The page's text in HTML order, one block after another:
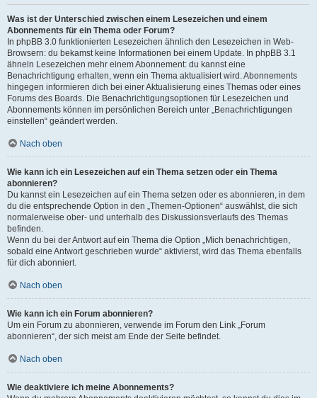
Was ist der Unterschied zwischen einem Lesezeichen und einem
Abonnements für ein Thema oder Forum?
In phpBB 3.0 funktionierten Lesezeichen ähnlich den Lesezeichen in Web-
Browsern: du bekamst keine Informationen bei einem Update. In phpBB 3.1
ähneln Lesezeichen mehr einem Abonnement: du kannst eine
Benachrichtigung erhalten, wenn ein Thema aktualisiert wird. Abonnements
hingegen informieren dich bei einer Aktualisierung eines Themas oder eines
Forums des Boards. Die Benachrichtigungsoptionen für Lesezeichen und
Abonnements können im persönlichen Bereich unter „Benachrichtigungen
einstellen“ geändert werden.
Nach oben
Wie kann ich ein Lesezeichen auf ein Thema setzen oder ein Thema
abonnieren?
Du kannst ein Lesezeichen auf ein Thema setzen oder es abonnieren, in dem
du die entsprechende Option in den „Themen-Optionen“ auswählst, die sich
normalerweise ober- und unterhalb des Diskussionsverlaufs des Themas
befinden.
Wenn du bei der Antwort auf ein Thema die Option „Mich benachrichtigen,
sobald eine Antwort geschrieben wurde“ aktivierst, wird das Thema ebenfalls
für dich abonniert.
Nach oben
Wie kann ich ein Forum abonnieren?
Um ein Forum zu abonnieren, verwende im Forum den Link „Forum
abonnieren“, der sich meist am Ende der Seite befindet.
Nach oben
Wie deaktiviere ich meine Abonnements?